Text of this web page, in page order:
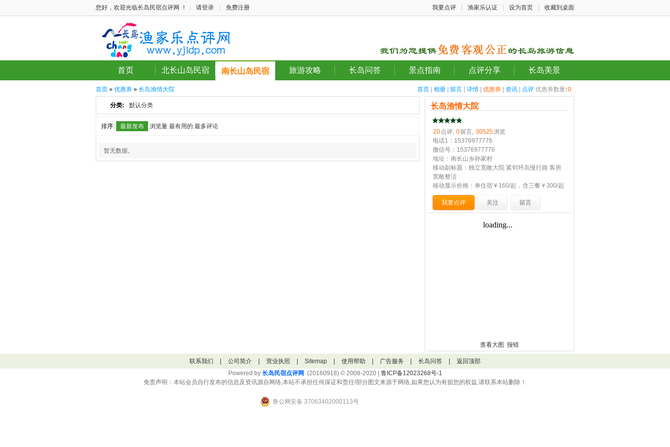
您好，欢迎光临长岛民宿点评网 ！ 请登录 免费注册 我要点评 渔家乐认证 设为首页 收藏到桌面
首页 北长山岛民宿 南长山岛民宿 旅游攻略 长岛问答 景点指南 点评分享 长岛美景
首页 相册 留言 详情 优惠券 资讯 点评 优惠券数量:0
首页 » 优惠券 » 长岛渔情大院
分类: 默认分类
排序: 最新发布 浏览量 最有用的 最多评论
暂无数据。
长岛渔情大院
20点评, 0留言, 30525浏览
电话1：15376977776
微信号：15376977776
地址：南长山乡孙家村
移动副标题：独立宽敞大院 紧邻环岛慢行路 客房
宽敞整洁
移动显示价格：单住宿￥160/起，含三餐￥300/起
我要点评 关注 留言
查看大图 报错
联系我们 公司简介 营业执照 Sitemap 使用帮助 广告服务 长岛问答
返回顶部
Powered by 长岛民宿点评网 (20160918) © 2008-2020 | 鲁ICP备12023268号-1
免责声明：本站会员自行发布的信息及资讯源自网络,本站不承担任何保证和责任!部分图文来源于网络,如果您认为有损您的权益,请联系本站删除！
鲁公网安备 37063402000113号